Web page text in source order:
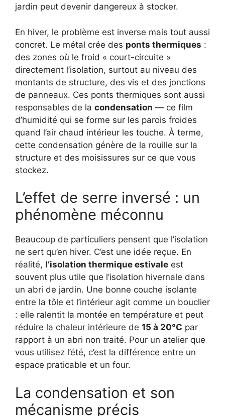
jardin peut devenir dangereux à stocker.
En hiver, le problème est inverse mais tout aussi
concret. Le métal crée des ponts thermiques :
des zones où le froid « court-circuite »
directement l’isolation, surtout au niveau des
montants de structure, des vis et des jonctions
de panneaux. Ces ponts thermiques sont aussi
responsables de la condensation — ce film
d’humidité qui se forme sur les parois froides
quand l’air chaud intérieur les touche. À terme,
cette condensation génère de la rouille sur la
structure et des moisissures sur ce que vous
stockez.
L’effet de serre inversé : un
phénomène méconnu
Beaucoup de particuliers pensent que l’isolation
ne sert qu’en hiver. C’est une idée reçue. En
réalité, l’isolation thermique estivale est
souvent plus utile que l’isolation hivernale dans
un abri de jardin. Une bonne couche isolante
entre la tôle et l’intérieur agit comme un bouclier
: elle ralentit la montée en température et peut
réduire la chaleur intérieure de 15 à 20°C par
rapport à un abri non traité. Pour un atelier que
vous utilisez l’été, c’est la différence entre un
espace praticable et un four.
La condensation et son
mécanisme précis